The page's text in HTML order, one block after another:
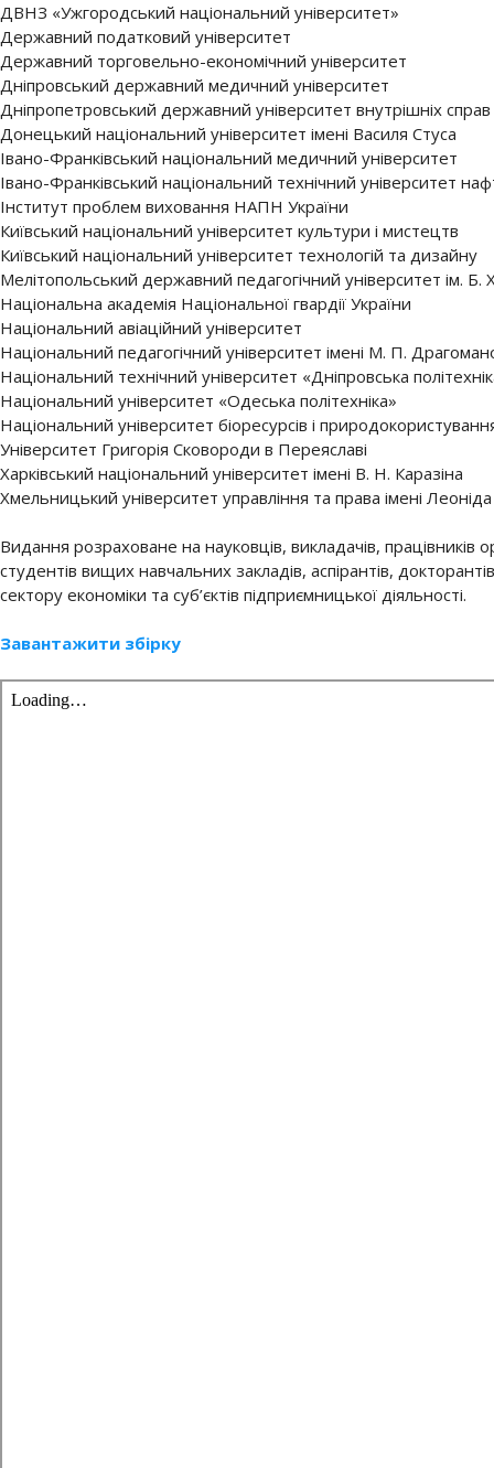
ДВНЗ «Ужгородський національний університет»
Державний податковий університет
Державний торговельно-економічний університет
Дніпровський державний медичний університет
Дніпропетровський державний університет внутрішніх справ
Донецький національний університет імені Василя Стуса
Івано-Франківський національний медичний університет
Івано-Франківський національний технічний університет
Інститут проблем виховання НАПН України
Київський національний університет культури і мистецтв
Київський національний університет технологій та дизайну
Мелітопольський державний педагогічний університет ім.
Національна академія Національної гвардії України
Національний авіаційний університет
Національний педагогічний університет імені М. П.
Національний технічний університет «Дніпровська
Національний університет «Одеська політехніка»
Національний університет біоресурсів і
Університет Григорія Сковороди в Переяславі
Харківський національний університет імені В. Н. Каразіна
Хмельницький університет управління та права імені
Видання розраховане на науковців, викладачів, працівників
студентів вищих навчальних закладів, аспірантів,
сектору економіки та суб’єктів підприємницької діяльності.
Завантажити збірку